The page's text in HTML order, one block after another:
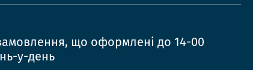
що оформлені до 14-00
у-день